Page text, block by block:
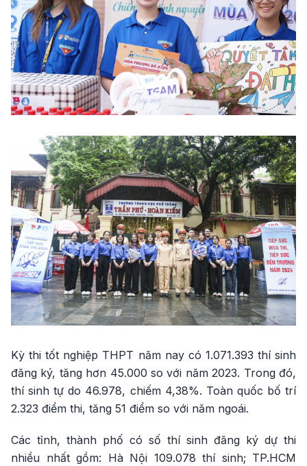
Kỳ thi tốt nghiệp THPT năm nay có 1.071.393 thí sinh
đăng ký, tăng hơn 45.000 so với năm 2023. Trong đó,
thí sinh tự do 46.978, chiếm 4,38%. Toàn quốc bố trí
2.323 điểm thi, tăng 51 điểm so với năm ngoái.
Các tỉnh, thành phố có số thí sinh đăng ký dự thi
nhiều nhất gồm: Hà Nội 109.078 thí sinh; TP.HCM